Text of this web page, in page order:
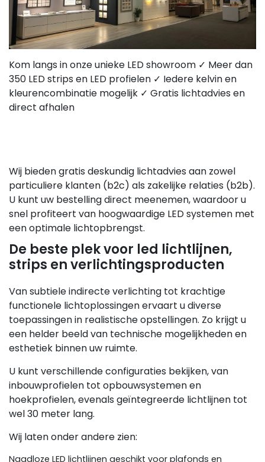
Kom langs in onze unieke LED showroom ✓ Meer dan
350 LED strips en LED profielen ✓ Iedere kelvin en
kleurencombinatie mogelijk ✓ Gratis lichtadvies en
direct afhalen
Wij bieden gratis deskundig lichtadvies aan zowel
particuliere klanten (b2c) als zakelijke relaties (b2b).
U kunt uw bestelling direct meenemen, waardoor u
snel profiteert van hoogwaardige LED systemen met
een optimale lichtopbrengst.
De beste plek voor led lichtlijnen,
strips en verlichtingsproducten
Van subtiele indirecte verlichting tot krachtige
functionele lichtoplossingen ervaart u diverse
toepassingen in realistische opstellingen. Zo krijgt u
een helder beeld van technische mogelijkheden en
esthetiek binnen uw ruimte.
U kunt verschillende configuraties bekijken, van
inbouwprofielen tot opbouwsystemen en
hoekprofielen, evenals geïntegreerde lichtlijnen tot
wel 30 meter lang.
Wij laten onder andere zien:
Naadloze LED lichtlijnen geschikt voor plafonds en